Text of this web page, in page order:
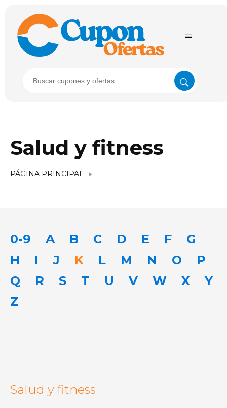
Salud y fitness
PÁGINA PRINCIPAL
0-9 A B C D E F
G
H
I J K L M N O
P
Q
R S T U V W X
Y
Z
Salud y fitness